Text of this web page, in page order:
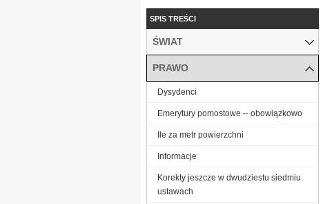
SPIS TREŚCI
ŚWIAT
PRAWO
Dysydenci
Emerytury pomostowe -- obowiązkowo
Ile za metr powierzchni
Informacje
Korekty jeszcze w dwudziestu siedmiu
ustawach